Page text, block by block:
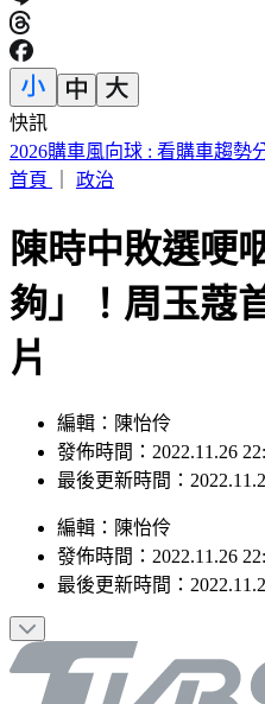
快訊
川湖處置首日仍飆12,220元
首頁
政治
陳時中敗選哽
夠」！周玉
片
編輯：陳怡伶
發佈時間：2022.11.26
最後更新時間：
編輯 ： 陳怡伶
發佈時間： 2022.11.26
最後更新時間：